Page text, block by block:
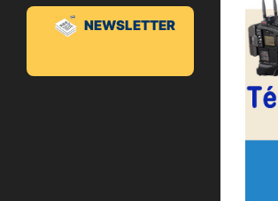
NEWSLETTER